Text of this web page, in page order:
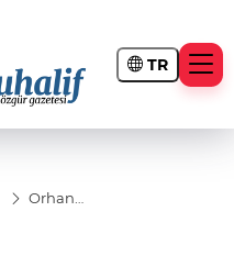
TR
Orhan